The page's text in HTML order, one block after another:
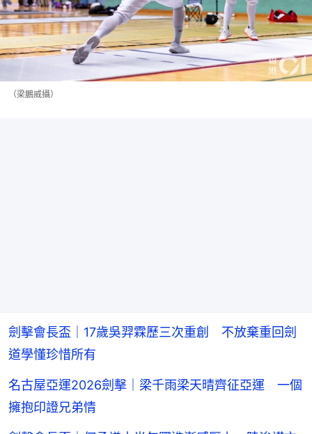
（梁鵬威攝）
劍擊會長盃｜17歲吳羿霖歷三次重創 不放棄重回劍
道學懂珍惜所有
名古屋亞運2026劍擊｜梁千雨梁天晴齊征亞運 一個
擁抱印證兄弟情